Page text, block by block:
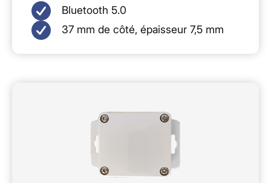
Bluetooth 5.0
37 mm de côté, épaisseur 7,5 mm